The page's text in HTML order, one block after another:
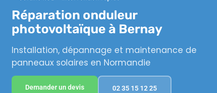
Réparation onduleur
photovoltaïque à Bernay
Installation, dépannage et maintenance de
panneaux solaires en Normandie
Demander un devis 02 35 15 12 25